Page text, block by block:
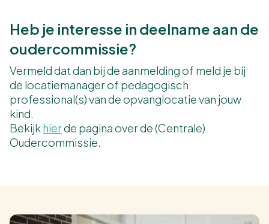
Heb je interesse in deelname aan de
oudercommissie?
Vermeld dat dan bij de aanmelding of meld je bij
de locatiemanager of pedagogisch
professional(s) van de opvanglocatie van jouw
kind.
Bekijkhierde pagina over de (Centrale)
Oudercommissie.